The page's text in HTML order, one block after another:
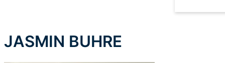
JASMIN BUHRE